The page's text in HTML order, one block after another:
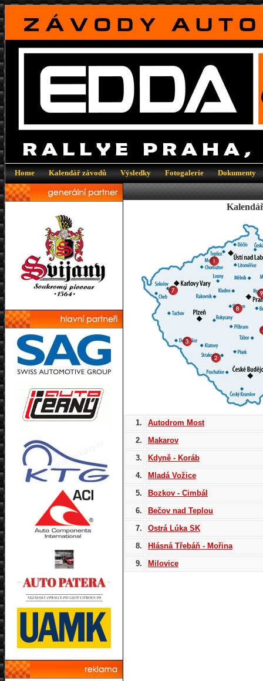
Home Kalendář závodů Výsledky Fotogalerie Dokumenty
1.
Autodrom Most
2.
Makarov
3.
Kdyně - Koráb
4.
Mladá Vožice
5.
Bozkov - Cimbál
6.
Bečov nad Teplou
7.
Ostrá Lúka SK
8.
Hlásná Třebáň - Mořina
9.
Milovice